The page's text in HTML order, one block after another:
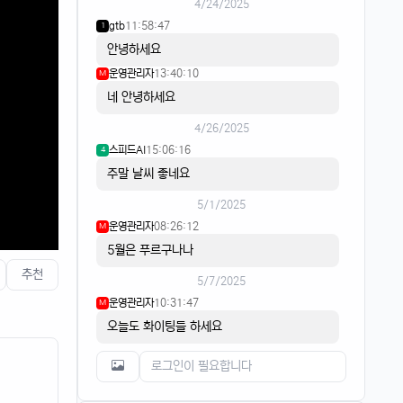
추천
4/24/2025
1 gtb11:58:47
안녕하세요
M 운영관리자13:40:10
네 안녕하세요
4/26/2025
4 스피드AI15:06:16
주말 날씨 좋네요
5/1/2025
M 운영관리자08:26:12
5월은 푸르구나나
5/7/2025
M 운영관리자10:31:47
오늘도 화이팅들 하세요